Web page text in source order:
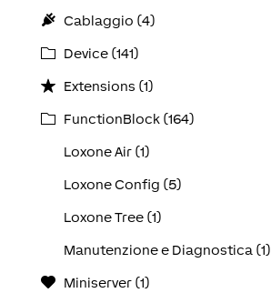
Cablaggio (4)
Device (141)
Extensions (1)
FunctionBlock (164)
Loxone Air (1)
Loxone Config (5)
Loxone Tree (1)
Manutenzione e Diagnostica (1)
Miniserver (1)